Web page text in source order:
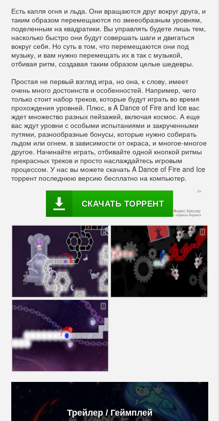
Есть капля огня и льда. Они вращаются друг вокруг друга, и
таким образом перемещаются по змееобразным уровням,
поделенным на квадратики. Вы управлять будете лишь тем,
насколько быстро они будут совершать шаги и двигаться
вокруг себя. Но суть в том, что перемещаются они под
музыку, и вам нужно перемещать их в так с музыкой,
отбивая ритм, создавая таким образом целые шедевры.
Простая не первый взгляд игра, но она, к слову, имеет
очень много достоинств и особенностей. Например, чего
только стоит набор треков, которые будут играть во время
прохождения уровней. Плюс, в A Dance of Fire and Ice вас
ждет множество разных пейзажей, включая космос. А еще
вас ждут уровни с особыми испытаниями и закрученными
путями, разнообразные бонусы, которые нужно собирать
льдом или огнем. в зависимости от окраса, и многое-многое
другое. Начинайте играть, отбивайте одной кнопкой ритмы
прекрасных треков и просто наслаждайтесь игровым
процессом. У нас вы можете скачать A Dance of Fire and Ice
торрент последнюю версию бесплатно на компьютер.
СКАЧАТЬ ТОРРЕНТ
Трейлер / Геймплей